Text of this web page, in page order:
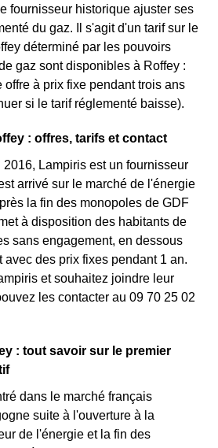
fournisseur historique ajuster ses
du gaz. Il s'agit d'un tarif sur le
déterminé par les pouvoirs
gaz sont disponibles à Roffey :
offre à prix fixe pendant trois ans
si le tarif réglementé baisse).
: offres, tarifs et contact
2016, Lampiris est un fournisseur
arrivé sur le marché de l'énergie
la fin des monopoles de GDF
à disposition des habitants de
sans engagement, en dessous
avec des prix fixes pendant 1 an.
et souhaitez joindre leur
les contacter au 09 70 25 02
: tout savoir sur le premier
dans le marché français
suite à l'ouverture à la
de l'énergie et la fin des